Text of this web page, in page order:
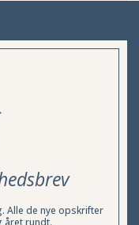
Alle de nye opskrifter
året rundt.